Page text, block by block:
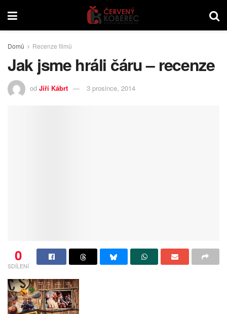
Domů Recenze filmů
Jak jsme hráli čáru – recenze
od Jiří Kábrt 3 prosince, 2014
0
SDÍLENÍ